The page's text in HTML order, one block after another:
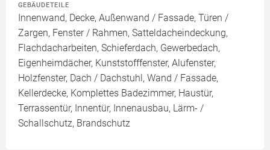
GEBÄUDETEILE
Innenwand, Decke, Außenwand / Fassade, Türen /
Zargen, Fenster / Rahmen, Satteldacheindeckung,
Flachdacharbeiten, Schieferdach, Gewerbedach,
Eigenheimdächer, Kunststofffenster, Alufenster,
Holzfenster, Dach / Dachstuhl, Wand / Fassade,
Kellerdecke, Komplettes Badezimmer, Haustür,
Terrassentür, Innentür, Innenausbau, Lärm- /
Schallschutz, Brandschutz